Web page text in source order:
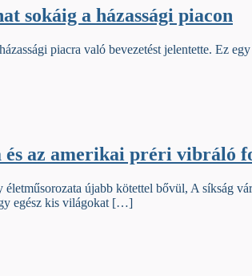
sokáig a házassági piacon
piacra való bevezetést jelentette. Ez
az amerikai préri vibráló
újabb kötettel bővül, A síkság
egész kis világokat […]